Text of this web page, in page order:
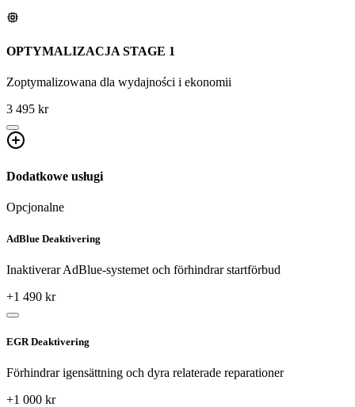
OPTYMALIZACJA STAGE 1
Zoptymalizowana dla wydajności i ekonomii
3 495 kr
Dodatkowe usługi
Opcjonalne
AdBlue Deaktivering
Inaktiverar AdBlue-systemet och förhindrar startförbud
+1 490 kr
EGR Deaktivering
Förhindrar igensättning och dyra relaterade reparationer
+1 000 kr